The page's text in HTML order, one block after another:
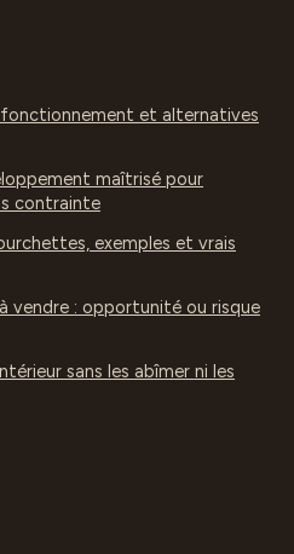
fonctionnement et alternatives
maîtrisé pour
contrainte
exemples et vrais
vendre : opportunité ou risque
sans les abîmer ni les